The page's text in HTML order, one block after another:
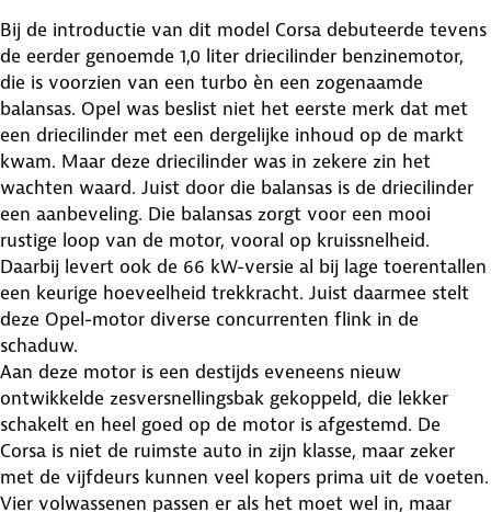
Bij de introductie van dit model Corsa debuteerde tevens
de eerder genoemde 1,0 liter driecilinder benzinemotor,
die is voorzien van een turbo èn een zogenaamde
balansas. Opel was beslist niet het eerste merk dat met
een driecilinder met een dergelijke inhoud op de markt
kwam. Maar deze driecilinder was in zekere zin het
wachten waard. Juist door die balansas is de driecilinder
een aanbeveling. Die balansas zorgt voor een mooi
rustige loop van de motor, vooral op kruissnelheid.
Daarbij levert ook de 66 kW-versie al bij lage toerentallen
een keurige hoeveelheid trekkracht. Juist daarmee stelt
deze Opel-motor diverse concurrenten flink in de
schaduw.
Aan deze motor is een destijds eveneens nieuw
ontwikkelde zesversnellingsbak gekoppeld, die lekker
schakelt en heel goed op de motor is afgestemd. De
Corsa is niet de ruimste auto in zijn klasse, maar zeker
met de vijfdeurs kunnen veel kopers prima uit de voeten.
Vier volwassenen passen er als het moet wel in, maar